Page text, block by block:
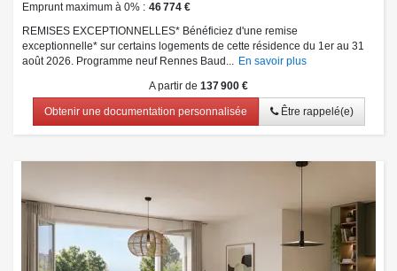
Emprunt maximum à 0%
46 774 €
REMISES EXCEPTIONNELLES* Bénéficiez d'une remise
exceptionnelle* sur certains logements de cette résidence du 1er au 31
août 2026. Programme neuf Rennes Baud... En savoir plus
A partir de 137 900 €
Obtenir une documentation personnalisée Être rappelé(e)